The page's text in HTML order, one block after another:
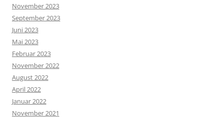
November 2023
September 2023
Juni 2023
Mai 2023
Februar 2023
November 2022
August 2022
April 2022
Januar 2022
November 2021